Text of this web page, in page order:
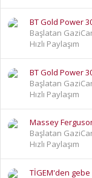
BT Gold Power
Başlatan
Hızlı Paylaşım
BT Gold Power
Başlatan
Hızlı Paylaşım
Massey
Başlatan
Hızlı Paylaşım
TİGEM'den gebe